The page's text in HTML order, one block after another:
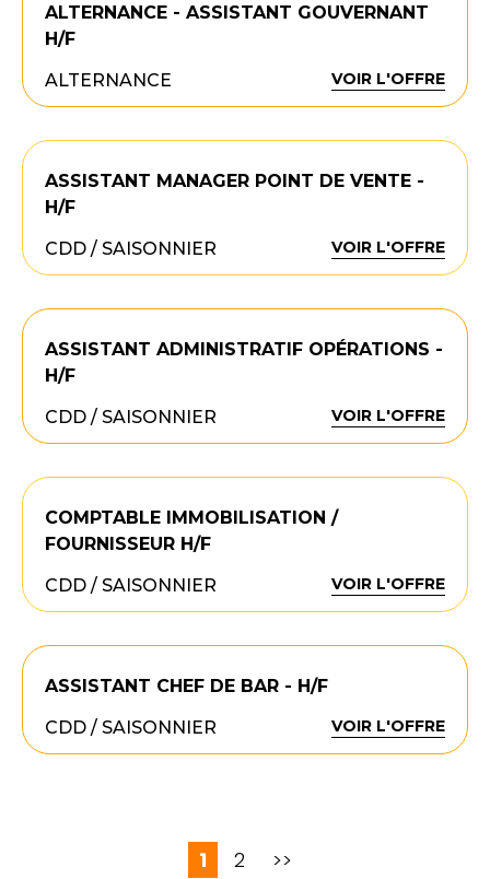
ALTERNANCE - ASSISTANT GOUVERNANT
H/F
ALTERNANCE
VOIR L'OFFRE
ASSISTANT MANAGER POINT DE VENTE -
H/F
CDD / SAISONNIER
VOIR L'OFFRE
ASSISTANT ADMINISTRATIF OPÉRATIONS -
H/F
CDD / SAISONNIER
VOIR L'OFFRE
COMPTABLE IMMOBILISATION /
FOURNISSEUR H/F
CDD / SAISONNIER
VOIR L'OFFRE
ASSISTANT CHEF DE BAR - H/F
CDD / SAISONNIER
VOIR L'OFFRE
1 2 >>